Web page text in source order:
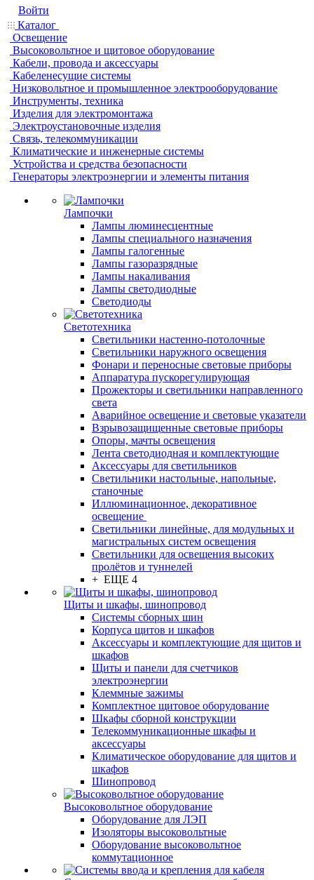
Войти
Каталог
Освещение
Высоковольтное и щитовое оборудование
Кабели, провода и аксессуары
Кабеленесущие системы
Низковольтное и промышленное электрооборудование
Инструменты, техника
Изделия для электромонтажа
Электроустановочные изделия
Связь, телекоммуникации
Климатические и инженерные системы
Устройства и средства безопасности
Генераторы электроэнергии и элементы питания
Лампочки
Лампы люминесцентные
Лампы специального назначения
Лампы галогенные
Лампы газоразрядные
Лампы накаливания
Лампы светодиодные
Светодиоды
Светотехника
Светильники настенно-потолочные
Светильники наружного освещения
Фонари и переносные световые приборы
Аппаратура пускорегулирующая
Прожекторы и светильники направленного
света
Аварийное освещение и световые указатели
Взрывозащищенные световые приборы
Опоры, мачты освещения
Лента светодиодная и комплектующие
Аксессуары для светильников
Светильники настольные, напольные,
станочные
Иллюминационное, декоративное
освещение
Светильники линейные, для модульных и
магистральных систем освещения
Светильники для освещения высоких
пролётов и туннелей
+ ЕЩЕ 4
Щиты и шкафы, шинопровод
Системы сборных шин
Корпуса щитов и шкафов
Аксессуары и комплектующие для щитов и
шкафов
Щиты и панели для счетчиков
электроэнергии
Клеммные зажимы
Комплектное щитовое оборудование
Шкафы сборной конструкции
Телекоммуникационные шкафы и
аксессуары
Климатическое оборудование для щитов и
шкафов
Шинопровод
Высоковольтное оборудование
Оборудование для ЛЭП
Изоляторы высоковольтные
Оборудование высоковольтное
коммутационное